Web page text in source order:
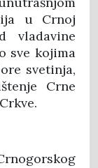
u Crnoj
vladavine
sve kojima
svetinja,
Crne